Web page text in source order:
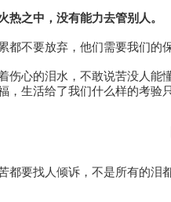
之中，没有能力去管别人。
不要放弃，他们需要我们
心的泪水，不敢说苦没人
生活给了我们什么样的考验
要找人倾诉，不是所有的